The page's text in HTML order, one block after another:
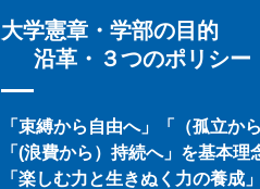
大学憲章・学部の目的
沿革・３つのポリシー
「束縛から自由へ」「（孤立か
「(浪費から）持続へ」を基本理
「楽しむ力と生きぬく力の養成